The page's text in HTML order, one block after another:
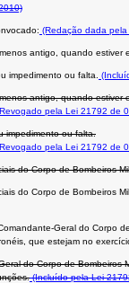
(Redação dada
antigo, quando
impedimento ou falta.
antigo, quando
pela Lei 21792 de
impedimento ou falta.
pela Lei 21792 de
do Corpo de Bombeiros
do Corpo de Bombeiros
Geral do Corpo
que estejam no
do Corpo de Bombeiros
(Incluído pela Lei